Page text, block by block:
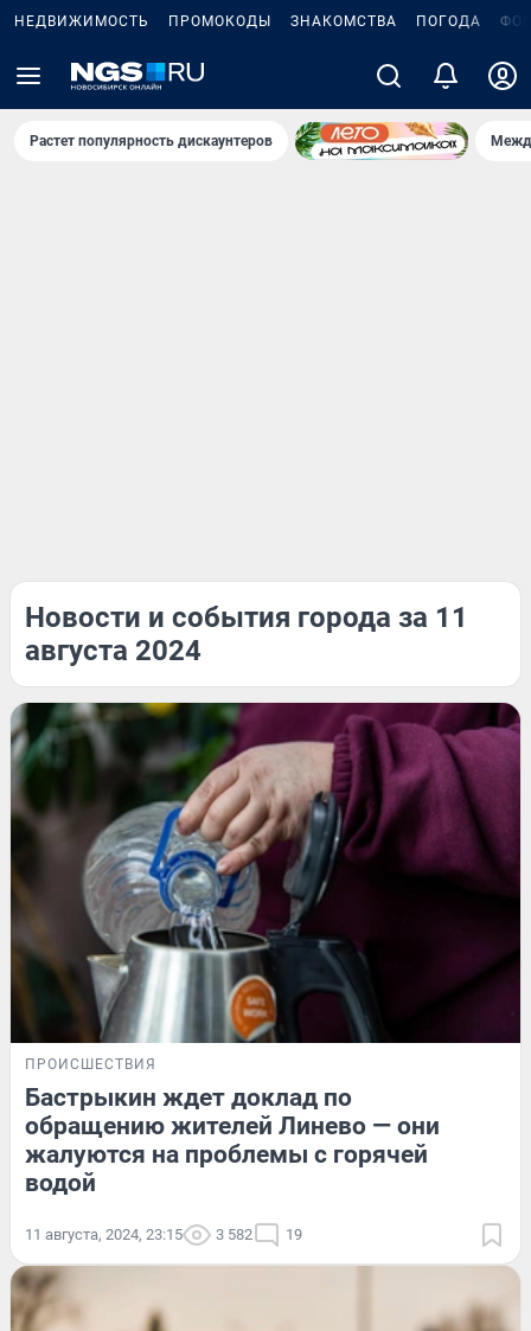
НЕДВИЖИМОСТЬ ПРОМОКОДЫ ЗНАКОМСТВА ПОГОДА
Растет популярность дискаунтеров
Новости и события города за 11
августа 2024
ПРОИСШЕСТВИЯ
Бастрыкин ждет доклад по
обращению жителей Линево — они
жалуются на проблемы с горячей
водой
11 августа, 2024, 23:15 3 582 19